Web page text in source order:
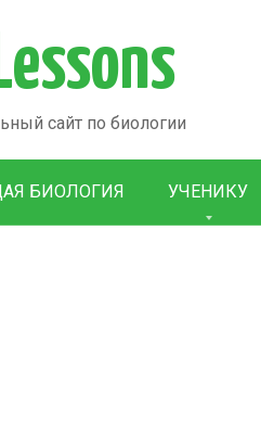
сайт по биологии
БИОЛОГИЯ УЧЕНИКУ